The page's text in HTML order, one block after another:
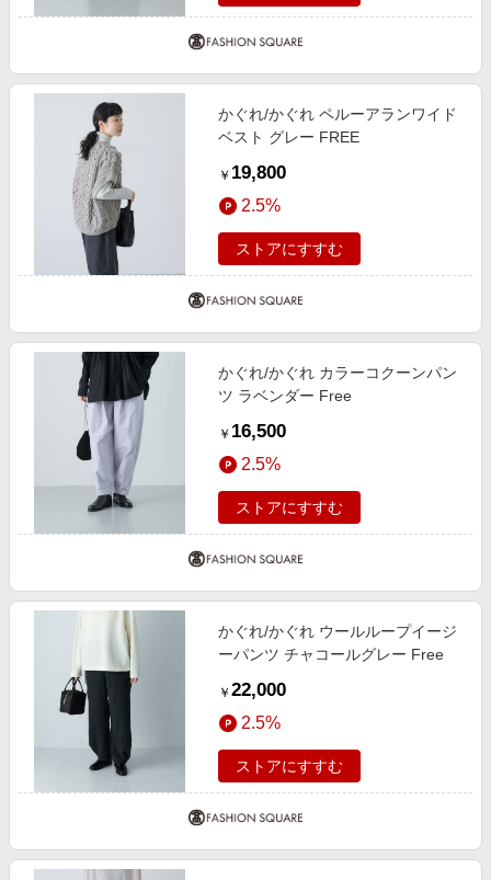
かぐれ/かぐれ ペルーアランワイド
ベスト グレー FREE
￥ 19,800
2.5%
ストアにすすむ
かぐれ/かぐれ カラーコクーンパン
ツ ラベンダー Free
￥ 16,500
2.5%
ストアにすすむ
かぐれ/かぐれ ウールループイージ
ーパンツ チャコールグレー Free
￥ 22,000
2.5%
ストアにすすむ